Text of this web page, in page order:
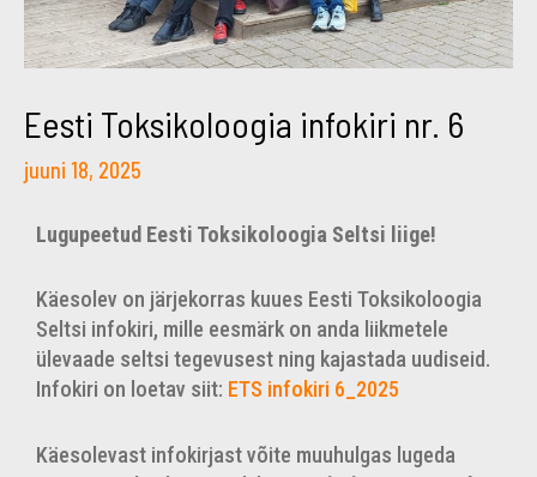
Eesti Toksikoloogia infokiri nr. 6
juuni 18, 2025
Lugupeetud Eesti Toksikoloogia Seltsi liige!
Käesolev on järjekorras kuues Eesti Toksikoloogia
Seltsi infokiri, mille eesmärk on anda liikmetele
ülevaade seltsi tegevusest ning kajastada uudiseid.
Infokiri on loetav siit: ETS infokiri 6_2025
Käesolevast infokirjast võite muuhulgas lugeda